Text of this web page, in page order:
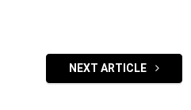
NEXT ARTICLE